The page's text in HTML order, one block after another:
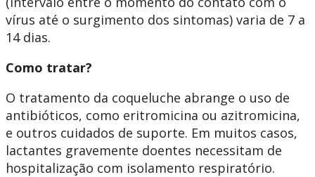
vírus até o surgimento dos sintomas) varia de 7 a
14 dias.
Como tratar?
O tratamento da coqueluche abrange o uso de
antibióticos, como eritromicina ou azitromicina,
e outros cuidados de suporte. Em muitos casos,
lactantes gravemente doentes necessitam de
hospitalização com isolamento respiratório.